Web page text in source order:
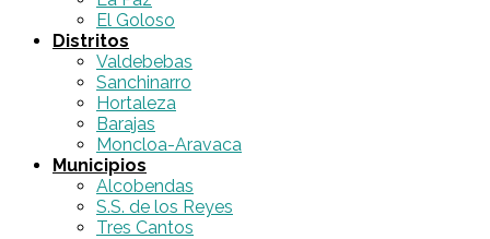
El Goloso
Distritos
Valdebebas
Sanchinarro
Hortaleza
Barajas
Moncloa-Aravaca
Municipios
Alcobendas
S.S. de los Reyes
Tres Cantos